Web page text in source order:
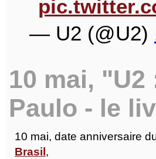
— U2 (@U2)
10 mai, "U2
Paulo - le
10 mai, date anniversaire
Brasil,